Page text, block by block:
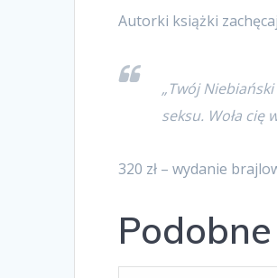
Autorki książki
„Twój
seksu. Woła cię
320 zł – wydanie